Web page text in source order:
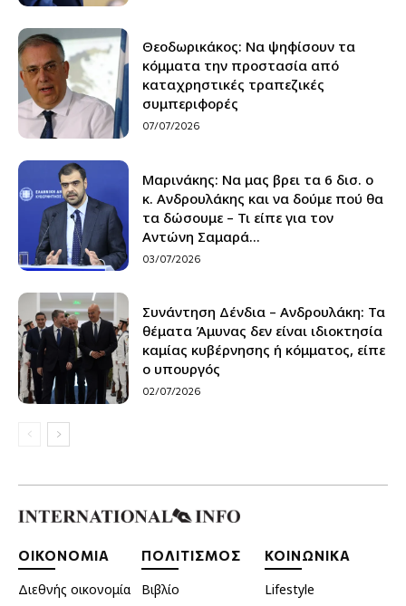
Θεοδωρικάκος: Να ψηφίσουν τα
κόμματα την προστασία από
καταχρηστικές τραπεζικές
συμπεριφορές
07/07/2026
Μαρινάκης: Να μας βρει τα 6 δισ. ο
κ. Ανδρουλάκης και να δούμε πού θα
τα δώσουμε – Τι είπε για τον
Αντώνη Σαμαρά...
03/07/2026
Συνάντηση Δένδια – Ανδρουλάκη: Τα
θέματα Άμυνας δεν είναι ιδιοκτησία
καμίας κυβέρνησης ή κόμματος, είπε
ο υπουργός
02/07/2026
ΟΙΚΟΝΟΜΙΑ
Διεθνής οικονομία
ΠΟΛΙΤΙΣΜΟΣ
Βιβλίο
ΚΟΙΝΩΝΙΚΑ
Lifestyle